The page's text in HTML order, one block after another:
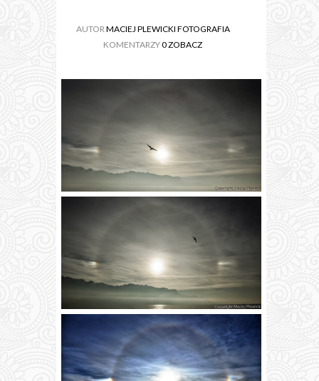
AUTOR MACIEJ PLEWICKI FOTOGRAFIA
KOMENTARZY0 ZOBACZ